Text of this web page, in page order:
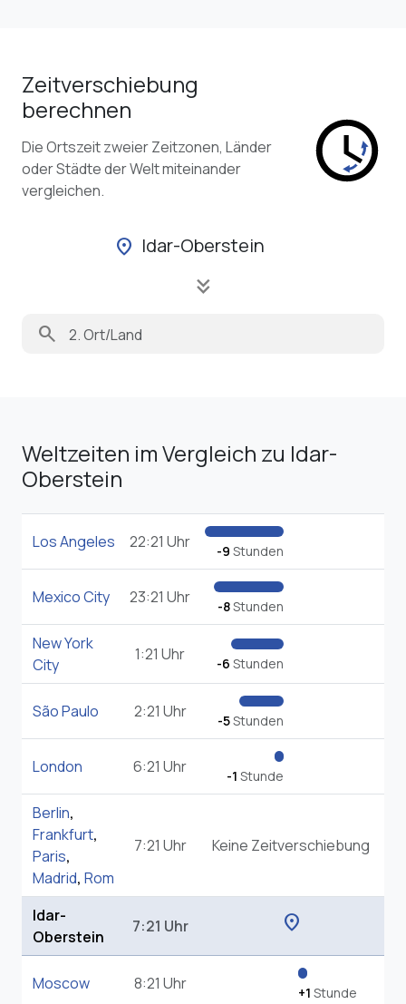
Zeitverschiebung
berechnen
Die Ortszeit zweier Zeitzonen, Länder
oder Städte der Welt miteinander
vergleichen.
location_on Idar-Oberstein
keyboard_double_arrow_down
search
Weltzeiten im Vergleich zu Idar-
Oberstein
Los Angeles 22:21 Uhr -9 Stunden
Mexico City 23:21 Uhr -8Stunden
New York
City
1:21 Uhr -6 Stunden
São Paulo 2:21 Uhr -5Stunden
London 6:21 Uhr -1 Stunde
Berlin,
Frankfurt,
Paris,
Madrid, Rom
7:21 Uhr Keine Zeitverschiebung
Idar-
Oberstein
7:21 Uhr location_on
Moscow 8:21 Uhr +1 Stunde